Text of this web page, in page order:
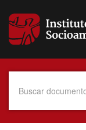
para
conteúdo